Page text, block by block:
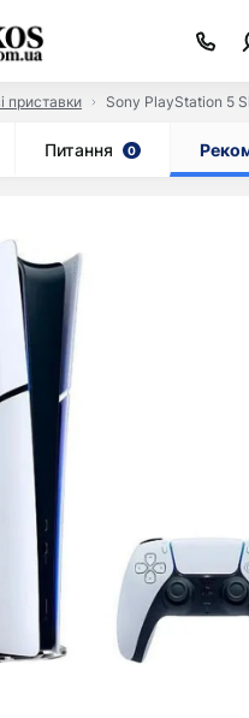
приставки Sony PlayStation 5
Питання 0